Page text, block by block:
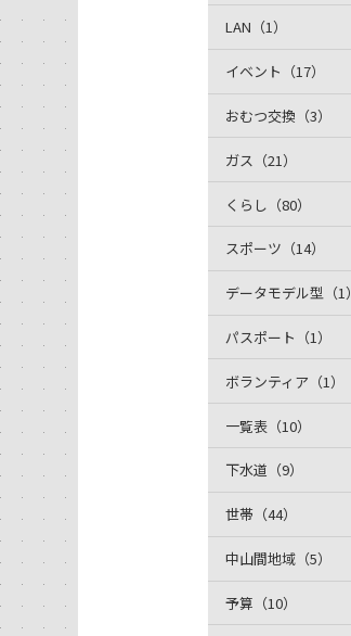
LAN（1）
イベント（17）
おむつ交換（3）
ガス（21）
くらし（80）
スポーツ（14）
データモデル型（1）
パスポート（1）
ボランティア（1）
一覧表（10）
下水道（9）
世帯（44）
中山間地域（5）
予算（10）